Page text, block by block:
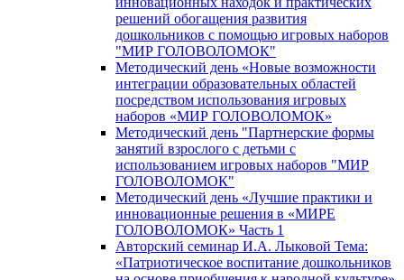
решений обогащения развития
дошкольников с помощью игровых наборов
"МИР ГОЛОВОЛОМОК"
Методический день «Новые возможности
интеграции образовательных областей
посредством использования игровых
наборов «МИР ГОЛОВОЛОМОК»
Методический день "Партнерские формы
занятий взрослого с детьми с
использованием игровых наборов "МИР
ГОЛОВОЛОМОК"
Методический день «Лучшие практики и
инновационные решения в «МИРЕ
ГОЛОВОЛОМОК» Часть 1
Авторский семинар И.А. Лыковой Тема:
«Патриотическое воспитание дошкольников